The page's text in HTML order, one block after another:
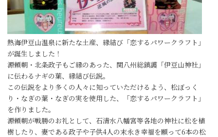
熱海伊豆山温泉に新たな土産、縁結び「恋するパワークラフト」
が誕生しました！
源頼朝・北条政子もご縁のあった、関八州総鎮護「伊豆山神社」
に伝わるナギの葉、縁結び伝説。
この伝説をより多くの人々に知っていただけるよう、松ぼっく
り・なぎの葉・なぎの実を使用した、「恋するパワークラフト」
を作りました。
源頼朝が戦勝のお礼として、石清水八幡宮等各地の神社に松を植
樹したり、妻である政子や子供4人の末永き幸福を願って6本の松